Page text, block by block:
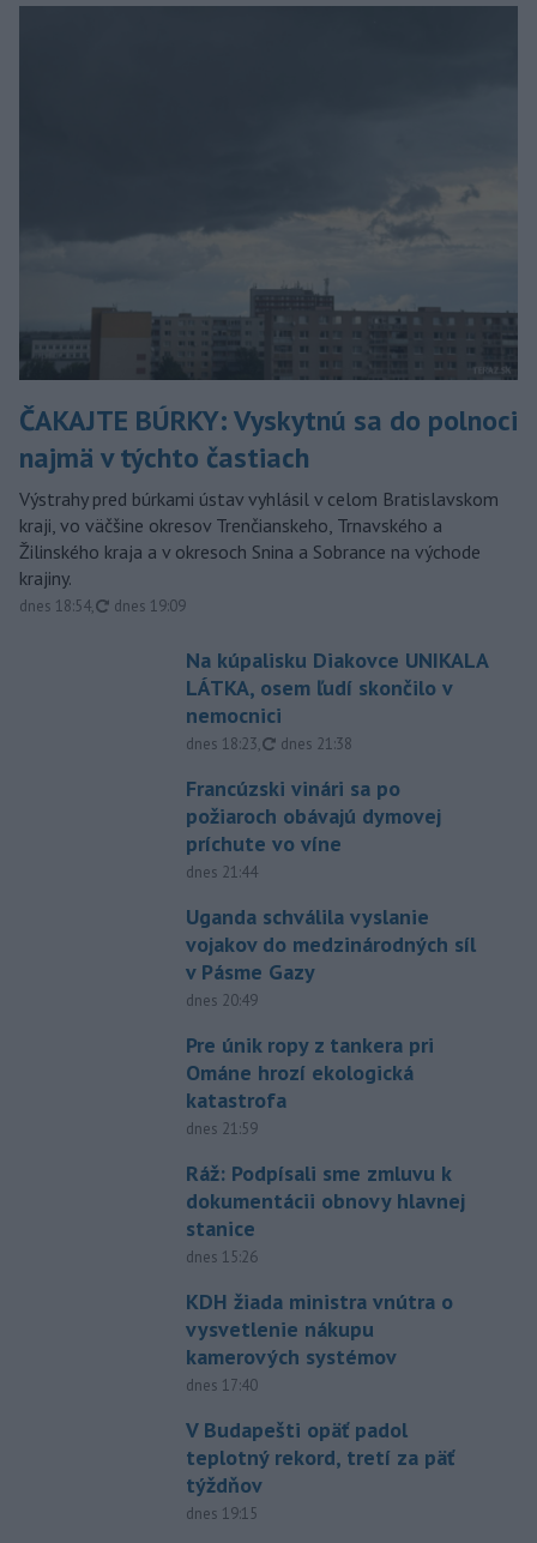
ČAKAJTE BÚRKY: Vyskytnú sa do polnoci
najmä v týchto častiach
Výstrahy pred búrkami ústav vyhlásil v celom Bratislavskom
kraji, vo väčšine okresov Trenčianskeho, Trnavského a
Žilinského kraja a v okresoch Snina a Sobrance na východe
krajiny.
dnes 18:54, aktualizované
dnes 19:09
Na kúpalisku Diakovce UNIKALA
LÁTKA, osem ľudí skončilo v
nemocnici
dnes 18:23, aktualizované
dnes 21:38
Francúzski vinári sa po
požiaroch obávajú dymovej
príchute vo víne
dnes 21:44
Uganda schválila vyslanie
vojakov do medzinárodných síl
v Pásme Gazy
dnes 20:49
Pre únik ropy z tankera pri
Ománe hrozí ekologická
katastrofa
dnes 21:59
Ráž: Podpísali sme zmluvu k
dokumentácii obnovy hlavnej
stanice
dnes 15:26
KDH žiada ministra vnútra o
vysvetlenie nákupu
kamerových systémov
dnes 17:40
V Budapešti opäť padol
teplotný rekord, tretí za päť
týždňov
dnes 19:15